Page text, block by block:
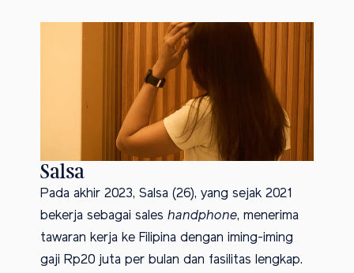
Salsa
Pada akhir 2023, Salsa (26), yang sejak 2021
bekerja sebagai sales handphone, menerima
tawaran kerja ke Filipina dengan iming-iming
gaji Rp20 juta per bulan dan fasilitas lengkap.